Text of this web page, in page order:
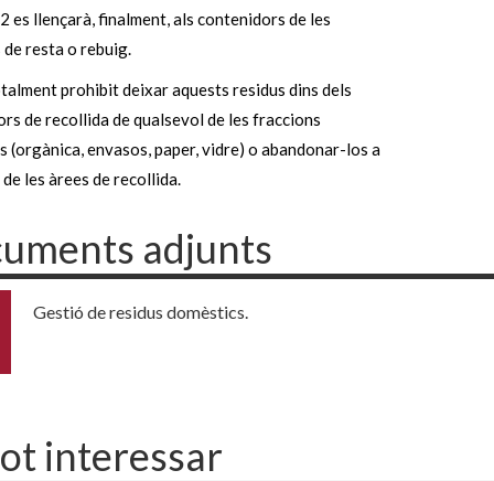
es llençarà, finalment, als contenidors de les
resta o rebuig.
prohibit deixar aquests residus dins dels
de recollida de qualsevol de les fraccions
(orgànica, envasos, paper, vidre) o abandonar-los a
les àrees de recollida.
adjunts
Gestió de residus domèstics.
interessar